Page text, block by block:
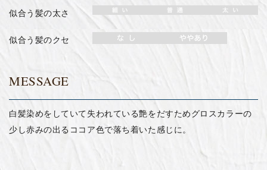
似合う髪の太さ
似合う髪のクセ
MESSAGE
白髪染めをしていて失われている艶をだすためグロスカラーの
少し赤みの出るココア色で落ち着いた感じに。